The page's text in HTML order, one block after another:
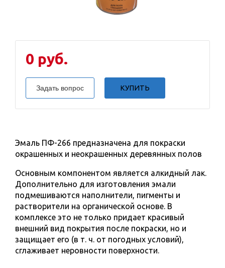
0 руб.
Задать вопрос КУПИТЬ
Эмаль ПФ-266 предназначена для покраски
окрашенных и неокрашенных деревянных полов
Основным компонентом является алкидный лак.
Дополнительно для изготовления эмали
подмешиваются наполнители, пигменты и
растворители на органической основе. В
комплексе это не только придает красивый
внешний вид покрытия после покраски, но и
защищает его (в т. ч. от погодных условий),
сглаживает неровности поверхности.